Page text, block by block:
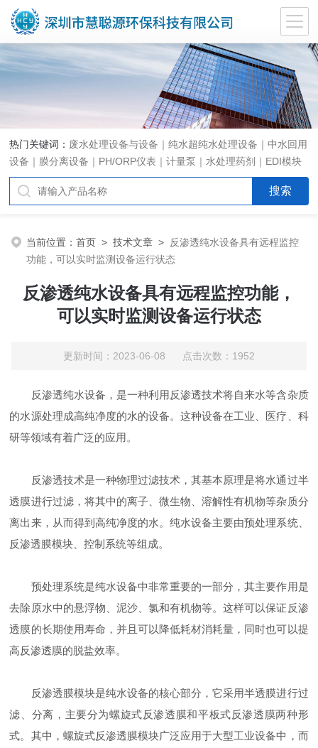
热门关键词： 废水处理设备与设备｜纯水超纯水处理设备｜中水回用
设备｜膜分离设备｜PH/ORP仪表｜计量泵｜水处理药剂｜EDI模块
代理｜EDI模块维修
当前位置：首页 >技术文章 > 反渗透纯水设备具有远程监控
功能，可以实时监测设备运行状态
反渗透纯水设备具有远程监控功能，
可以实时监测设备运行状态
更新时间：2023-06-08 点击次数：1952
反渗透纯水设备，是一种利用反渗透技术将自来水等含杂质
的水源处理成高纯净度的水的设备。这种设备在工业、医疗、科
研等领域有着广泛的应用。
反渗透技术是一种物理过滤技术，其基本原理是将水通过半
透膜进行过滤，将其中的离子、微生物、溶解性有机物等杂质分
离出来，从而得到高纯净度的水。纯水设备主要由预处理系统、
反渗透膜模块、控制系统等组成。
预处理系统是纯水设备中非常重要的一部分，其主要作用是
去除原水中的悬浮物、泥沙、氯和有机物等。这样可以保证反渗
透膜的长期使用寿命，并且可以降低耗材消耗量，同时也可以提
高反渗透膜的脱盐效率。
反渗透膜模块是纯水设备的核心部分，它采用半透膜进行过
滤、分离，主要分为螺旋式反渗透膜和平板式反渗透膜两种形
式。其中，螺旋式反渗透膜模块广泛应用于大型工业设备中，而